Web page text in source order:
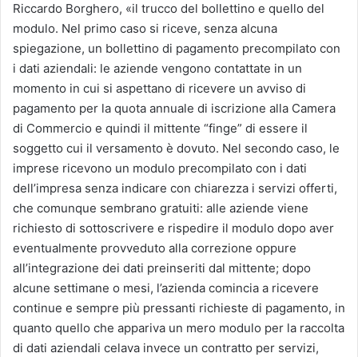
Riccardo Borghero, «il trucco del bollettino e quello del
modulo. Nel primo caso si riceve, senza alcuna
spiegazione, un bollettino di pagamento precompilato con
i dati aziendali: le aziende vengono contattate in un
momento in cui si aspettano di ricevere un avviso di
pagamento per la quota annuale di iscrizione alla Camera
di Commercio e quindi il mittente “finge” di essere il
soggetto cui il versamento è dovuto. Nel secondo caso, le
imprese ricevono un modulo precompilato con i dati
dell’impresa senza indicare con chiarezza i servizi offerti,
che comunque sembrano gratuiti: alle aziende viene
richiesto di sottoscrivere e rispedire il modulo dopo aver
eventualmente provveduto alla correzione oppure
all’integrazione dei dati preinseriti dal mittente; dopo
alcune settimane o mesi, l’azienda comincia a ricevere
continue e sempre più pressanti richieste di pagamento, in
quanto quello che appariva un mero modulo per la raccolta
di dati aziendali celava invece un contratto per servizi,